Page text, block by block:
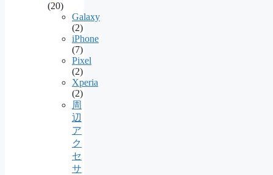
(20)
Galaxy
(2)
iPhone
(7)
Pixel
(2)
Xperia
(2)
周
辺
ア
ク
セ
サ